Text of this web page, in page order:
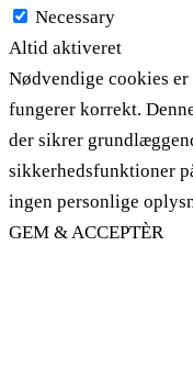
Necessary
Altid aktiveret
Nødvendige cookies
fungerer korrekt.
der sikrer
sikkerhedsfunktioner
ingen personlige
GEM & ACCEPTÈR